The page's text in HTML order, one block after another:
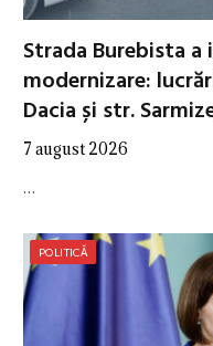
Strada Burebista
modernizare:
Dacia și str.
7 august 2026
…
POLITICĂ